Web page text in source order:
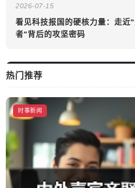
2026-07-15
看见科技报国的硬核力量：走近
者"背后的攻坚密码
热门推荐
时事新闻